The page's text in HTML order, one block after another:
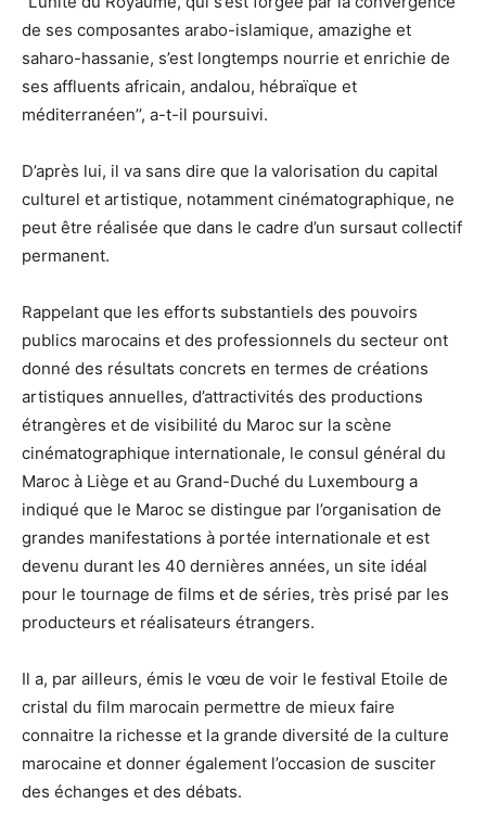
de ses composantes arabo-islamique, amazighe et
saharo-hassanie, s’est longtemps nourrie et enrichie de
ses affluents africain, andalou, hébraïque et
méditerranéen’’, a-t-il poursuivi.
D’après lui, il va sans dire que la valorisation du capital
culturel et artistique, notamment cinématographique, ne
peut être réalisée que dans le cadre d’un sursaut collectif
permanent.
Rappelant que les efforts substantiels des pouvoirs
publics marocains et des professionnels du secteur ont
donné des résultats concrets en termes de créations
artistiques annuelles, d’attractivités des productions
étrangères et de visibilité du Maroc sur la scène
cinématographique internationale, le consul général du
Maroc à Liège et au Grand-Duché du Luxembourg a
indiqué que le Maroc se distingue par l’organisation de
grandes manifestations à portée internationale et est
devenu durant les 40 dernières années, un site idéal
pour le tournage de films et de séries, très prisé par les
producteurs et réalisateurs étrangers.
Il a, par ailleurs, émis le vœu de voir le festival Etoile de
cristal du film marocain permettre de mieux faire
connaitre la richesse et la grande diversité de la culture
marocaine et donner également l’occasion de susciter
des échanges et des débats.